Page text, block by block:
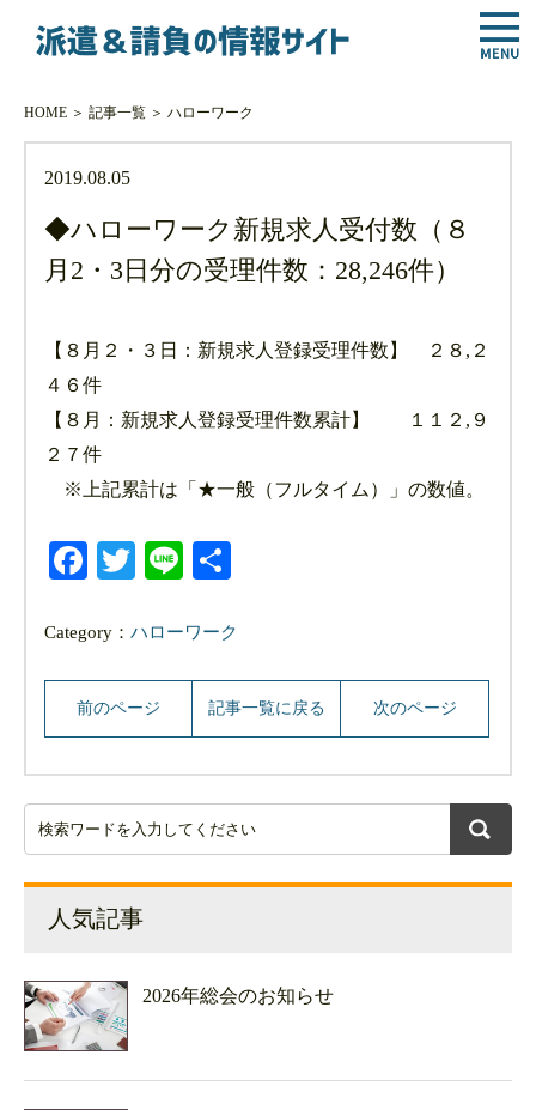
HOME＞ 記事一覧＞ ハローワーク
2019.08.05
◆ハローワーク新規求人受付数（８
月2・3日分の受理件数：28,246件）
【８月２・３日：新規求人登録受理件数】 ２８,２
４６件
【８月：新規求人登録受理件数累計】 １１２,９
２７件
※上記累計は「★一般（フルタイム）」の数値。
Facebook
Twitter
Line
Category：ハローワーク
前のページ 記事一覧に戻る 次のページ
人気記事
2026年総会のお知らせ